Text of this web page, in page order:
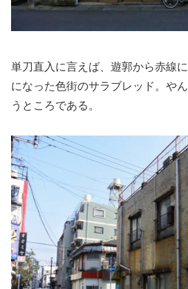
単刀直入に言えば、遊郭から赤線
になった色街のサラブレッド。や
うところである。